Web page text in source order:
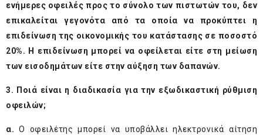
ενήμερες οφειλές προς το σύνολο των πιστωτών του, δεν
επικαλείται γεγονότα από τα οποία να προκύπτει η
επιδείνωση της οικονομικής του κατάστασης σε ποσοστό
20%. Η επιδείνωση μπορεί να οφείλεται είτε στη μείωση
των εισοδημάτων είτε στην αύξηση των δαπανών.
3. Ποιά είναι η διαδικασία για την εξωδικαστική ρύθμιση
οφειλών;
α. Ο οφειλέτης μπορεί να υποβάλλει ηλεκτρονικά αίτηση